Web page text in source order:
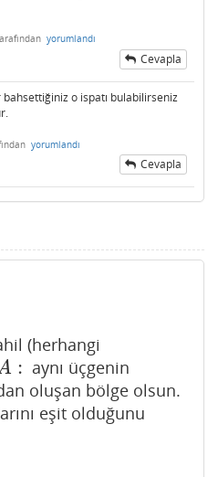
yorumlandı
Cevapla
o ispatı bulabilirseniz
yorumlandı
Cevapla
(herhangi
:
:
aynı üçgenin
oluşan bölge olsun.
eşit olduğunu